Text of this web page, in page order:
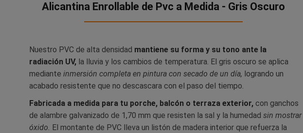
Alicantina Enrollable de Pvc a Medida - Gris Oscuro
Nuestro PVC de alta densidad mantiene su forma y su tono ante la
radiación UV, la lluvia y los cambios de temperatura. El gris oscuro se aplica
mediante inmersión completa en pintura con secado de un día, logrando un
acabado resistente que no descascara con el paso del tiempo.
Fabricada a medida para tu porche, balcón o terraza exterior, con ganchos
de alambre galvanizado de 1,70 mm que resisten la sal y la humedad sin mostrar
óxido. El montante de PVC lleva un listón de madera interior que refuerza la